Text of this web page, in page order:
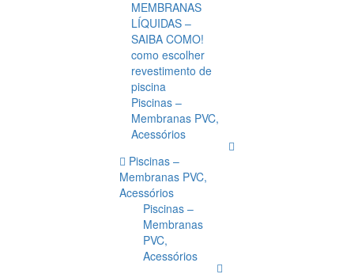
MEMBRANAS
LÍQUIDAS –
SAIBA COMO!
como escolher
revestimento de
piscina
Piscinas –
Membranas PVC,
Acessórios
Piscinas –
Membranas PVC,
Acessórios
Piscinas –
Membranas
PVC,
Acessórios